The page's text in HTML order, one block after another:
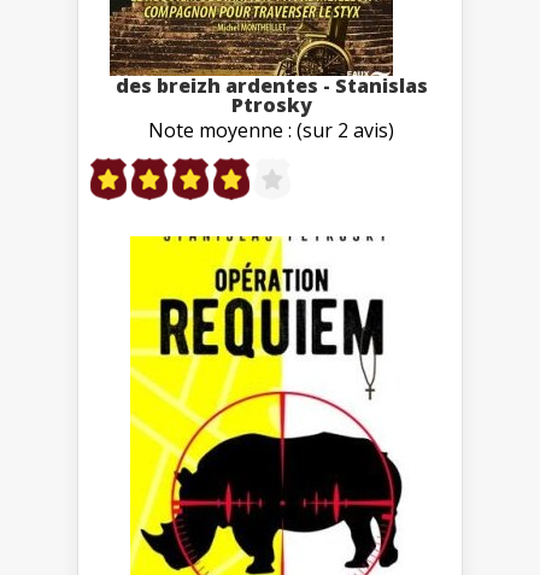
des breizh ardentes - Stanislas
Ptrosky
Note moyenne : (sur 2 avis)